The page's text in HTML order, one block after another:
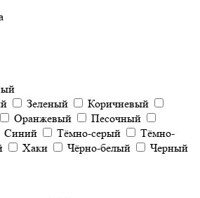
Зеленый
Коричневый
Оранжевый
Песочный
Синий Тёмно-серый
Тёмно-
Хаки Чёрно-белый
Черный